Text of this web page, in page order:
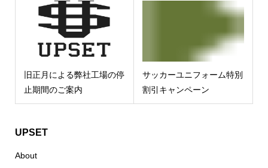
旧正月による弊社工場の停
止期間のご案内
サッカーユニフォーム特別
割引キャンペーン
UPSET
About